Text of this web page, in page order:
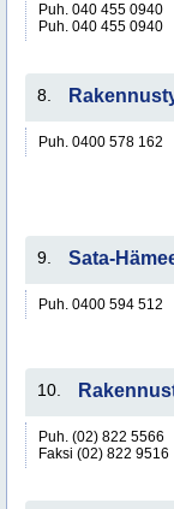
Puh. 040 455 0940
Puh. 040 455 0940
8.
Puh. 0400 578 162
9. Sata-
Puh. 0400 594 512
10.
Puh. (02) 822 5566
Faksi (02) 822 9516